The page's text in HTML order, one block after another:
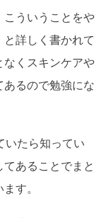
こういうことをや
詳しく書かれて
なくスキンケアや
あるので勉強にな
いたら知ってい
あることでまと
す。